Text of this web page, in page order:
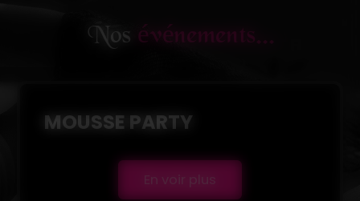
Nos événements...
MOUSSE PARTY
En voir plus